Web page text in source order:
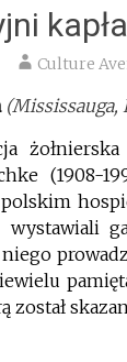
Culture
(Mississauga,
(1908-
wystawiali
został